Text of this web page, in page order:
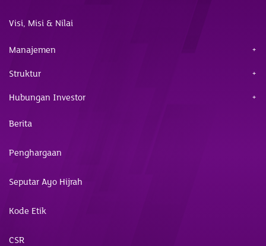
Visi, Misi & Nilai
Manajemen
Struktur
Hubungan Investor
Berita
Penghargaan
Seputar Ayo Hijrah
Kode Etik
CSR